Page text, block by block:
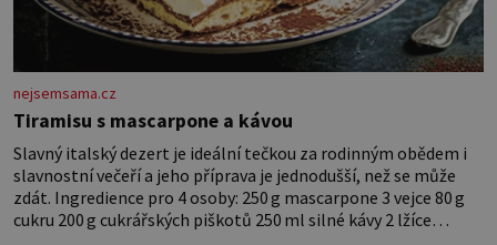
nejsemsama.cz
Tiramisu s mascarpone a kávou
Slavný italský dezert je ideální tečkou za rodinným obědem i
slavnostní večeří a jeho příprava je jednodušší, než se může
zdát. Ingredience pro 4 osoby: 250 g mascarpone 3 vejce 80 g
cukru 200 g cukrářských piškotů 250 ml silné kávy 2 lžíce